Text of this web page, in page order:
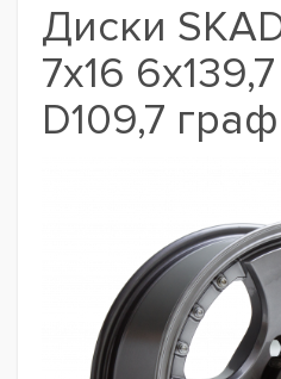
Диски
7x16
D109,7